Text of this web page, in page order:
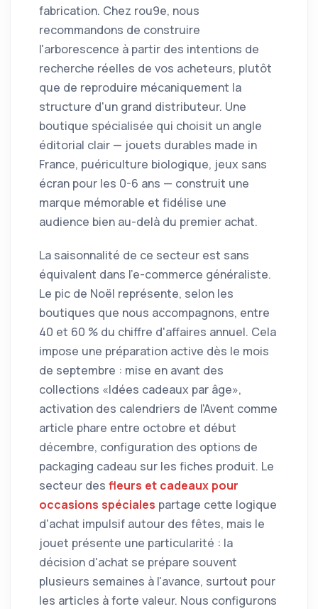
fabrication. Chez rou9e, nous
recommandons de construire
l'arborescence à partir des intentions de
recherche réelles de vos acheteurs, plutôt
que de reproduire mécaniquement la
structure d'un grand distributeur. Une
boutique spécialisée qui choisit un angle
éditorial clair — jouets durables made in
France, puériculture biologique, jeux sans
écran pour les 0-6 ans — construit une
marque mémorable et fidélise une
audience bien au-delà du premier achat.
La saisonnalité de ce secteur est sans
équivalent dans l'e-commerce généraliste.
Le pic de Noël représente, selon les
boutiques que nous accompagnons, entre
40 et 60 % du chiffre d'affaires annuel. Cela
impose une préparation active dès le mois
de septembre : mise en avant des
collections «Idées cadeaux par âge»,
activation des calendriers de l'Avent comme
article phare entre octobre et début
décembre, configuration des options de
packaging cadeau sur les fiches produit. Le
secteur des fleurs et cadeaux pour
occasions spéciales partage cette logique
d'achat impulsif autour des fêtes, mais le
jouet présente une particularité : la
décision d'achat se prépare souvent
plusieurs semaines à l'avance, surtout pour
les articles à forte valeur. Nous configurons